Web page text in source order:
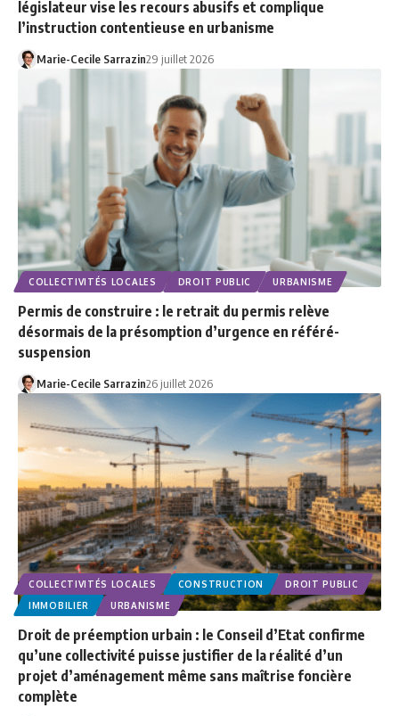
législateur vise les recours abusifs et complique
l’instruction contentieuse en urbanisme
Marie-Cecile Sarrazin29 juillet 2026
COLLECTIVITÉS LOCALES DROIT PUBLIC URBANISME
Permis de construire : le retrait du permis relève
désormais de la présomption d’urgence en référé-
suspension
Marie-Cecile Sarrazin26 juillet 2026
COLLECTIVITÉS LOCALES CONSTRUCTION
DROIT PUBLIC
IMMOBILIER
URBANISME
Droit de préemption urbain : le Conseil d’Etat confirme
qu’une collectivité puisse justifier de la réalité d’un
projet d’aménagement même sans maîtrise foncière
complète